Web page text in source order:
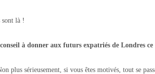
sont là !
à donner aux futurs expatriés de Londres
plus sérieusement, si vous êtes motivés, tout se